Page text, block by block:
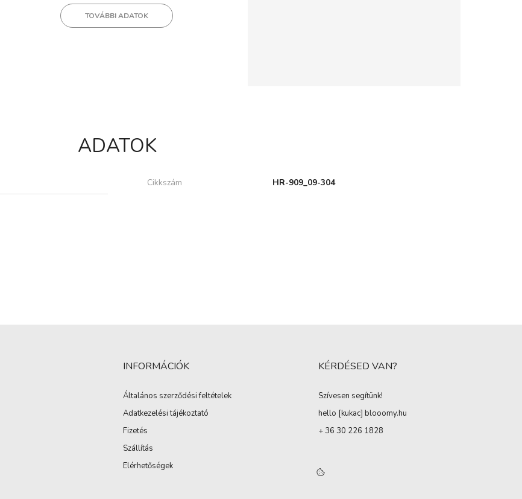
TOVÁBBI ADATOK
ADATOK
Cikkszám
HR-909_09-304
INFORMÁCIÓK
Általános szerződési feltételek
Adatkezelési tájékoztató
Fizetés
Szállítás
Elérhetőségek
KÉRDÉSED VAN?
Szívesen segítünk!
hello [kukac] blooomy.hu
+ 36 30 226 1828